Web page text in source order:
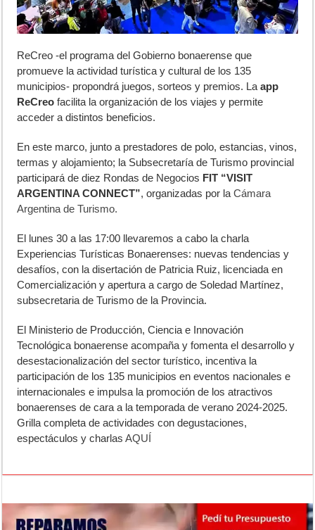
ReCreo -el programa del Gobierno bonaerense que
promueve la actividad turística y cultural de los 135
municipios- propondrá juegos, sorteos y premios. La app
ReCreo facilita la organización de los viajes y permite
acceder a distintos beneficios.
En este marco, junto a prestadores de polo, estancias, vinos,
termas y alojamiento; la Subsecretaría de Turismo provincial
participará de diez Rondas de Negocios FIT “VISIT
ARGENTINA CONNECT”, organizadas por laCámara
Argentina de Turismo.
El lunes 30 a las 17:00 llevaremos a cabo la charla
Experiencias Turísticas Bonaerenses: nuevas tendencias y
desafíos, con la disertación de Patricia Ruiz, licenciada en
Comercialización y apertura a cargo de Soledad Martínez,
subsecretaria de Turismo de la Provincia.
El Ministerio de Producción, Ciencia e Innovación
Tecnológica bonaerense acompaña y fomenta el desarrollo y
desestacionalización del sector turístico, incentiva la
participación de los 135 municipios en eventos nacionales e
internacionales e impulsa la promoción de los atractivos
bonaerenses de cara a la temporada de verano 2024-2025.
Grilla completa de actividades con degustaciones,
espectáculos y charlasAQUÍ